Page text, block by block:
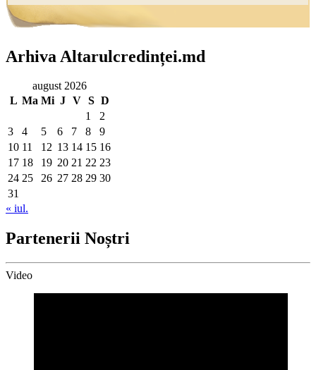
Arhiva Altarulcredinței.md
august 2026
L Ma Mi J V S D
1
2
3
4 5 6 7 8
9
10 11 12 13 14 15 16
17 18 19 20 21 22 23
24 25 26 27 28 29 30
31
« iul.
Partenerii Noștri
Video